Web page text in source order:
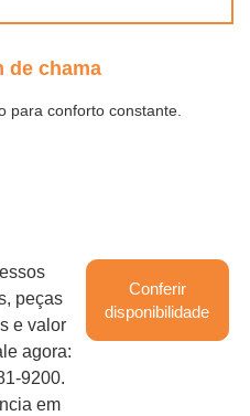
de chama
para conforto constante.
peças
e valor
agora:
9200.
em
Conferir
disponibilidade